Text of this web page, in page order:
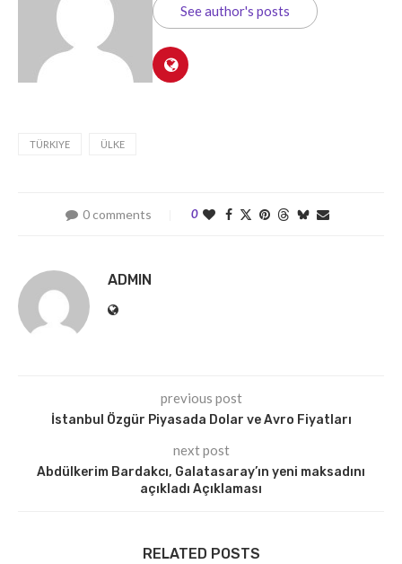
See author's posts
TÜRKIYE ÜLKE
0 comments 0
ADMIN
previous post
İstanbul Özgür Piyasada Dolar ve Avro Fiyatları
next post
Abdülkerim Bardakcı, Galatasaray’ın yeni maksadını
açıkladı Açıklaması
RELATED POSTS